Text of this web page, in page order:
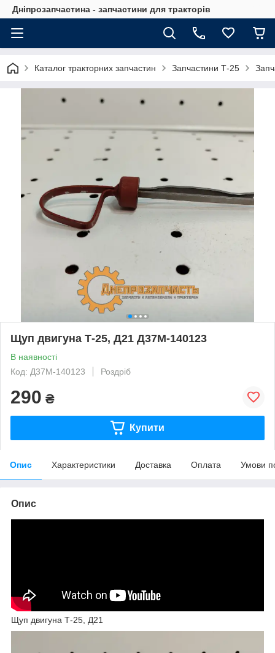
Дніпрозапчастина - запчастини для тракторів
Каталог тракторних запчастин Запчастини Т-25
Щуп двигуна Т-25, Д21 Д37М-140123
В наявності
Код: Д37М-140123
Роздріб
290 ₴
Купити
Опис Характеристики Доставка Оплата Умови
Опис
Щуп двигуна Т-25, Д21